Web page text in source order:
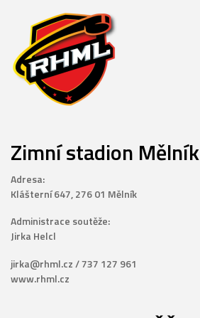
Zimní stadion Mělník
Adresa:
Klášterní 647, 276 01 Mělník
Administrace soutěže:
Jirka Helcl
jirka@rhml.cz / 737 127 961
www.rhml.cz